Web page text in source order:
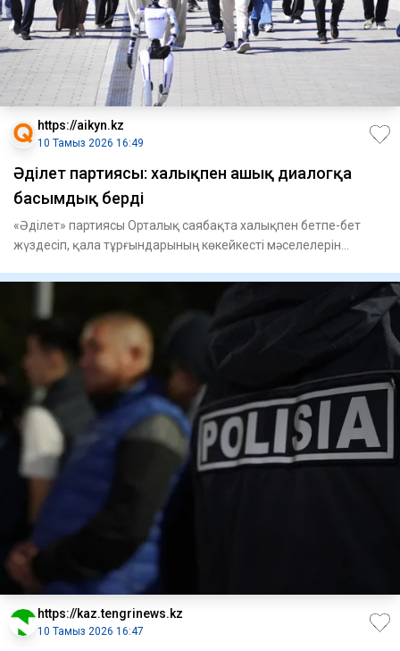
https://aikyn.kz
10 Тамыз 2026 16:49
Әділет партиясы: халықпен ашық диалогқа
басымдық берді
«Әділет» партиясы Орталық саябақта халықпен бетпе-бет
жүздесіп, қала тұрғындарының көкейкесті мәселелерін
https://kaz.tengrinews.kz
10 Тамыз 2026 16:47